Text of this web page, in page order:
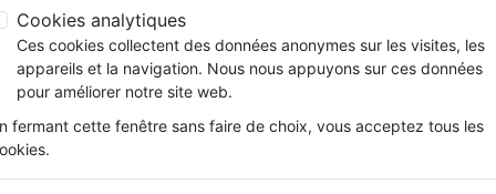
NEG
Darby
Santé
Ethique, société, politique
Couple
Psychologie
Apologétique
Soul
Hardrock, Métal
Pop, Rock
Et si je vivais à 100%...
Auteur :Sean Dunn
RéférenceMB3471
Détails du produit
Cookies analytiques
Ces cookies collectent des données anonymes sur les visites, les
appareils et la navigation. Nous nous appuyons sur ces données
pour améliorer notre site web.
fermant cette fenêtre sans faire de choix, vous acceptez tous les